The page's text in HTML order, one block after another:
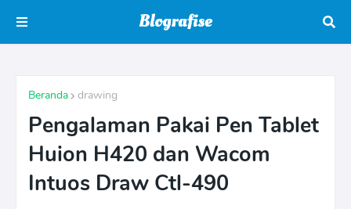
Beranda drawing
Pengalaman Pakai Pen Tablet
Huion H420 dan Wacom
Intuos Draw Ctl-490